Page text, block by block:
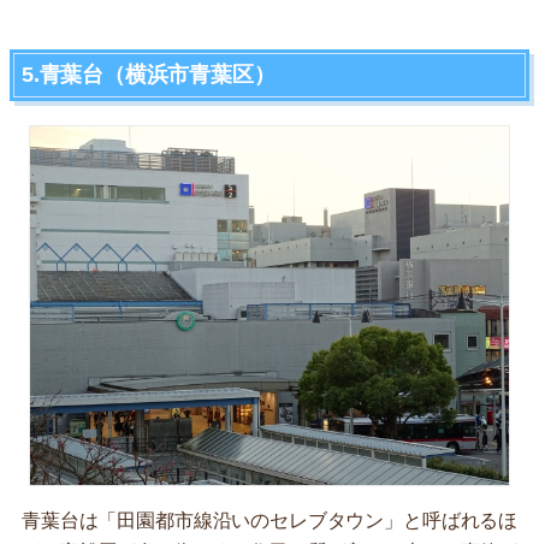
5.青葉台（横浜市青葉区）
青葉台は「田園都市線沿いのセレブタウン」と呼ばれるほ